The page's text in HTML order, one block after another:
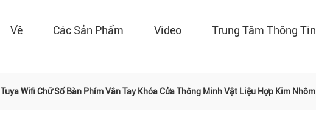
Về Các Sản Phẩm Video Trung Tâm Thông Tin
Tuya Wifi Chữ Số Bàn Phím Vân Tay Khóa Cửa Thông Minh Vật Liệu Hợp Kim Nhôm